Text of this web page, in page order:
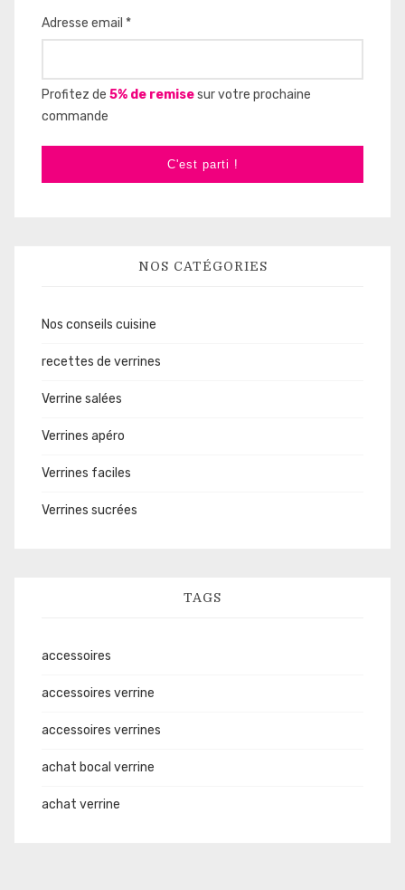
Adresse email *
Profitez de 5% de remisesur votre prochaine
commande
C'est parti !
NOS CATÉGORIES
Nos conseils cuisine
recettes de verrines
Verrine salées
Verrines apéro
Verrines faciles
Verrines sucrées
TAGS
accessoires
accessoires verrine
accessoires verrines
achat bocal verrine
achat verrine